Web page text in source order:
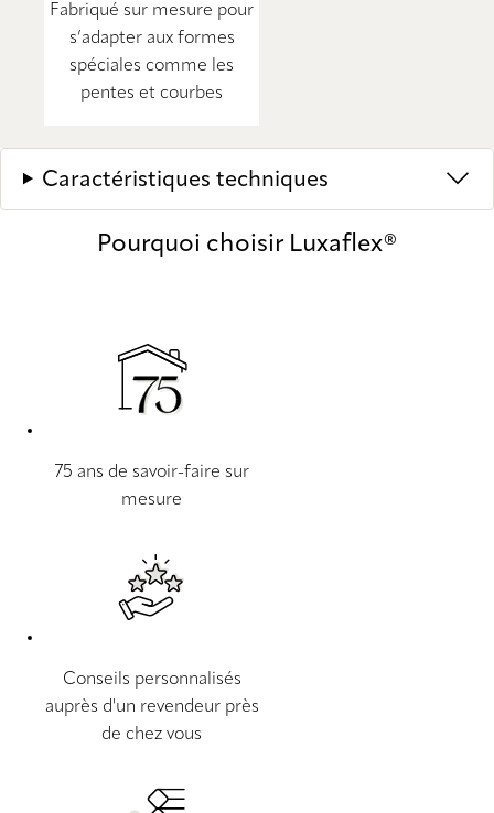
Fabriqué sur mesure pour
s’adapter aux formes
spéciales comme les
pentes et courbes
Caractéristiques techniques
Pourquoi choisir Luxaflex®
75 ans de savoir-faire sur
mesure
Conseils personnalisés
auprès d'un revendeur près
de chez vous